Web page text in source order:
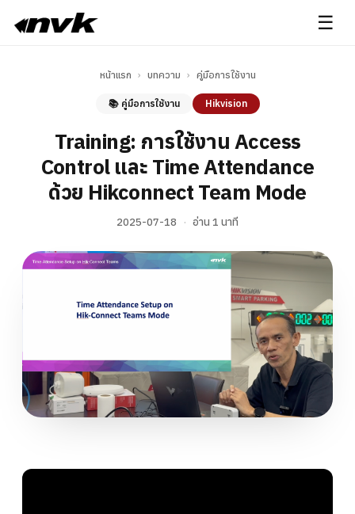
☰
หน้าแรก › บทความ › คู่มือการใช้งาน
📚 คู่มือการใช้งาน Hikvision
Training: การใช้งาน Access
Control และ Time Attendance
ด้วย Hikconnect Team Mode
2025-07-18 · อ่าน 1 นาที